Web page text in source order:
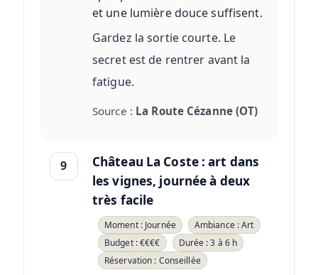
et une lumière douce suffisent.
Gardez la sortie courte. Le
secret est de rentrer avant la
fatigue.
Source : La Route Cézanne (OT)
9
Château La Coste : art dans
les vignes, journée à deux
très facile
Moment : Journée
Ambiance : Art
Budget : €€€€
Durée : 3 à 6 h
Réservation : Conseillée